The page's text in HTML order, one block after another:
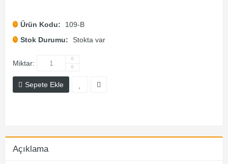
Ürün Kodu:
109-B
Stok Durumu:
Stokta var
Miktar:
Sepete Ekle
Açıklama